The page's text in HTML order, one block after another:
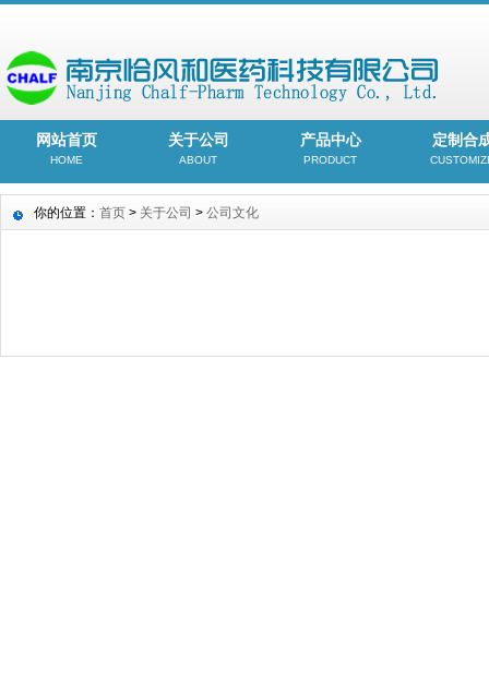
网站首页
HOME
关于公司
ABOUT
产品中心
PRODUCT
定制合
你的位置： 首页 > 关于公司 > 公司文化